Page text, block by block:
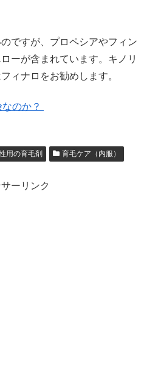
ですが、プロペシアやフィン
ーが含まれています。キノリ
ィナロをお勧めします。
のか？
用の育毛剤 育毛ケア（内服）
ーリンク